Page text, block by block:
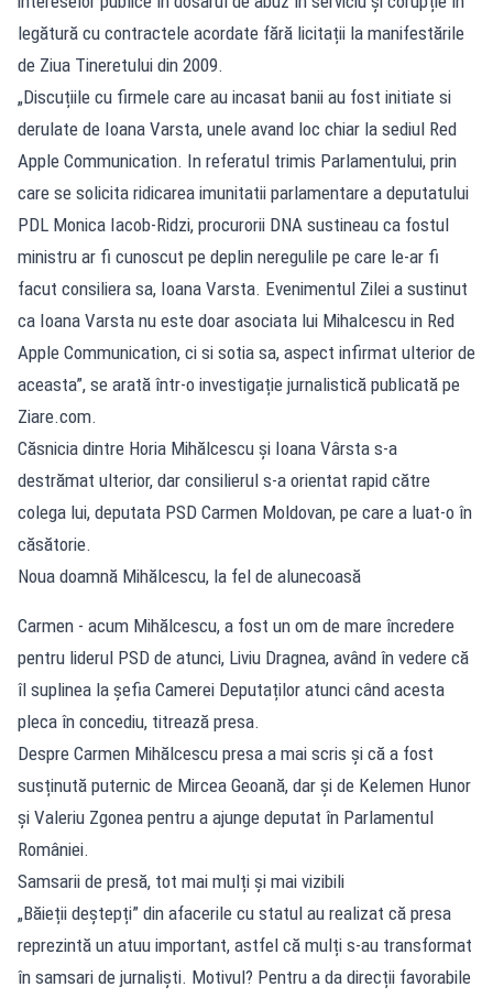
legătură cu contractele acordate fără licitații la manifestările
de Ziua Tineretului din 2009.
„Discuțiile cu firmele care au incasat banii au fost initiate si
derulate de Ioana Varsta, unele avand loc chiar la sediul Red
Apple Communication. In referatul trimis Parlamentului, prin
care se solicita ridicarea imunitatii parlamentare a deputatului
PDL Monica Iacob-Ridzi, procurorii DNA sustineau ca fostul
ministru ar fi cunoscut pe deplin neregulile pe care le-ar fi
facut consiliera sa, Ioana Varsta. Evenimentul Zilei a sustinut
ca Ioana Varsta nu este doar asociata lui Mihalcescu in Red
Apple Communication, ci si sotia sa, aspect infirmat ulterior de
aceasta”, se arată într-o investigație jurnalistică publicată pe
Ziare.com.
Căsnicia dintre Horia Mihălcescu și Ioana Vârsta s-a
destrămat ulterior, dar consilierul s-a orientat rapid către
colega lui, deputata PSD Carmen Moldovan, pe care a luat-o în
căsătorie.
Noua doamnă Mihălcescu, la fel de alunecoasă
Carmen - acum Mihălcescu, a fost un om de mare încredere
pentru liderul PSD de atunci, Liviu Dragnea, având în vedere că
îl suplinea la șefia Camerei Deputaților atunci când acesta
pleca în concediu, titrează presa.
Despre Carmen Mihălcescu presa a mai scris și că a fost
susținută puternic de Mircea Geoană, dar și de Kelemen Hunor
și Valeriu Zgonea pentru a ajunge deputat în Parlamentul
României.
Samsarii de presă, tot mai mulți și mai vizibili
„Băieții deștepți” din afacerile cu statul au realizat că presa
reprezintă un atuu important, astfel că mulți s-au transformat
în samsari de jurnaliști. Motivul? Pentru a da direcții favorabile